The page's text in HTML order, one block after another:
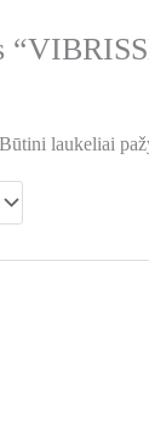
Būtini laukeliai